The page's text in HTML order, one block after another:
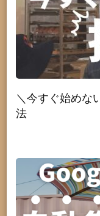
＼今すぐ始めな
法